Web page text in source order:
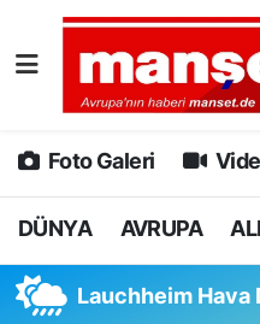
Foto Galeri
DÜNYA AVRUPA
Lauchheim Hava
DÜNYA
AVRUPA
ALMANYA
Nöbetçi Eczaneler
Hava Durumu
Namaz Vakitleri